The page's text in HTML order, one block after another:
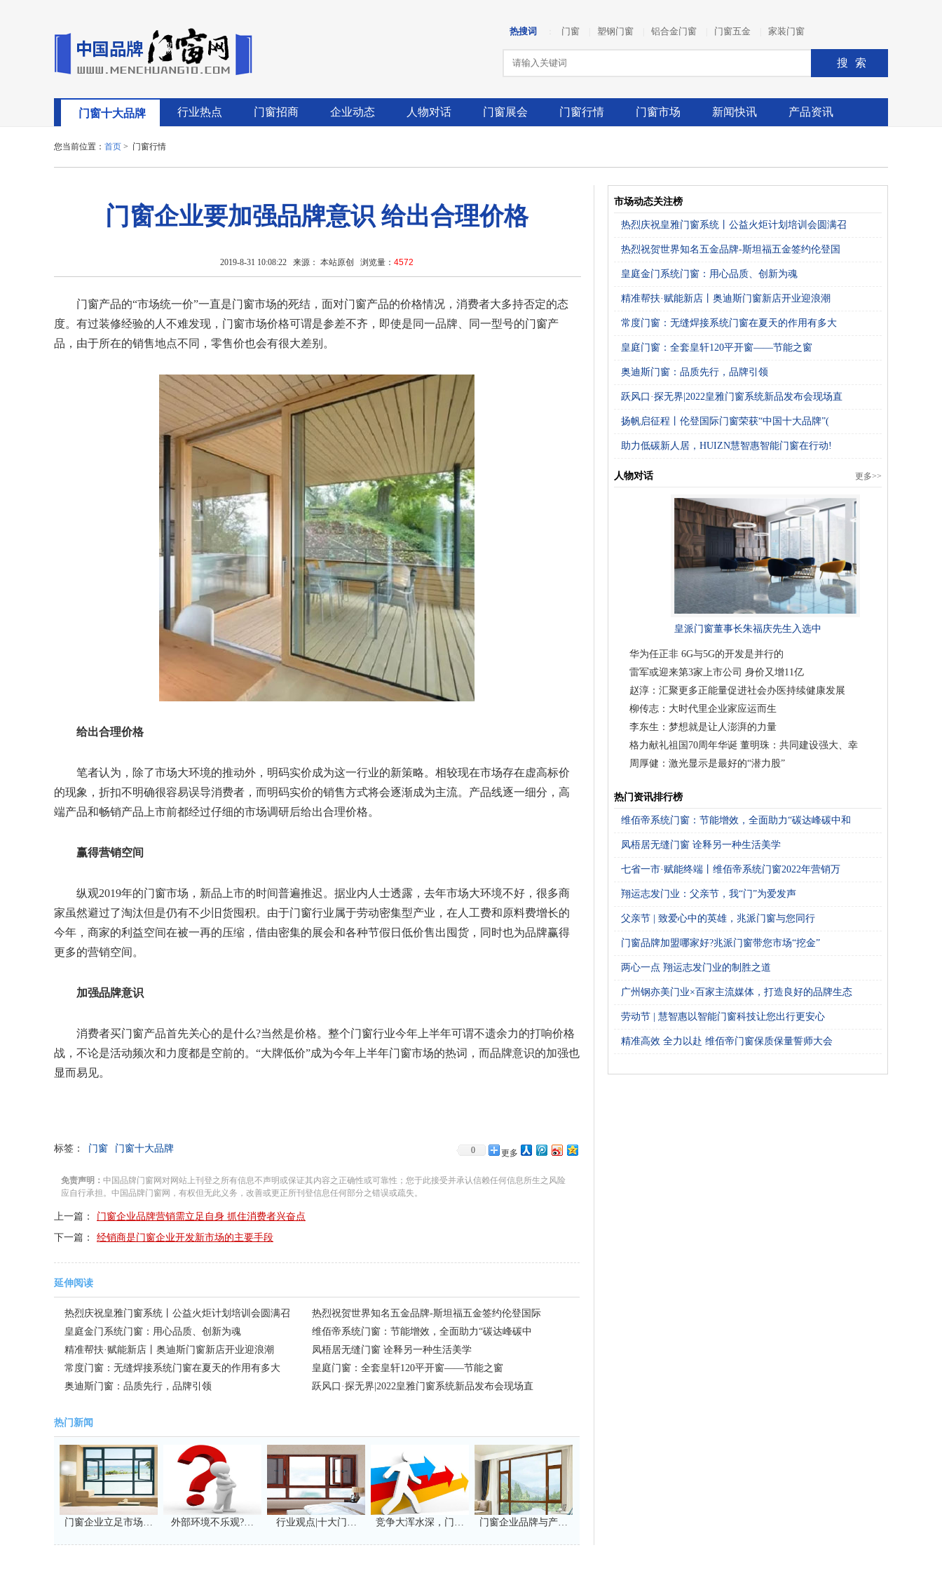
热搜词 门窗 塑钢门窗 铝合金门窗 门窗五金 家装门窗
搜索
门窗十大品牌 行业热点 门窗招商 企业动态 人物对话 门窗展会 门窗行情 门窗市场 新闻快讯 产品资讯
您当前位置： 首页 > 门窗行情
门窗企业要加强品牌意识 给出合理价格
2019-8-31 10:08:22 来源： 本站原创 浏览量： 4572
门窗产品的“市场统一价”一直是门窗市场的死结，面对门窗产品的价格情况，消费者大多持否定的态
度。有过装修经验的人不难发现，门窗市场价格可谓是参差不齐，即使是同一品牌、同一型号的门窗产
品，由于所在的销售地点不同，零售价也会有很大差别。
给出合理价格
笔者认为，除了市场大环境的推动外，明码实价成为这一行业的新策略。相较现在市场存在虚高标价
的现象，折扣不明确很容易误导消费者，而明码实价的销售方式将会逐渐成为主流。产品线逐一细分，高
端产品和畅销产品上市前都经过仔细的市场调研后给出合理价格。
赢得营销空间
纵观2019年的门窗市场，新品上市的时间普遍推迟。据业内人士透露，去年市场大环境不好，很多商
家虽然避过了淘汰但是仍有不少旧货囤积。由于门窗行业属于劳动密集型产业，在人工费和原料费增长的
今年，商家的利益空间在被一再的压缩，借由密集的展会和各种节假日低价售出囤货，同时也为品牌赢得
更多的营销空间。
加强品牌意识
消费者买门窗产品首先关心的是什么?当然是价格。整个门窗行业今年上半年可谓不遗余力的打响价格
战，不论是活动频次和力度都是空前的。“大牌低价”成为今年上半年门窗市场的热词，而品牌意识的加强也
显而易见。
标签： 门窗 门窗十大品牌 更多
0
免责声明： 中国品牌门窗网对网站上刊登之所有信息不声明或保证其内容之正确性或可靠性；您于此接受并承认信赖任何信息所生之风险
应自行承担。中国品牌门窗网，有权但无此义务，改善或更正所刊登信息任何部分之错误或疏失。
上一篇：
门窗企业品牌营销需立足自身 抓住消费者兴奋点
下一篇：
经销商是门窗企业开发新市场的主要手段
延伸阅读
热烈庆祝皇雅门窗系统丨公益火炬计划培训会圆满召
开
热烈祝贺世界知名五金品牌-斯坦福五金签约伦登国际
门窗
皇庭金门系统门窗：用心品质、创新为魂
维佰帝系统门窗：节能增效，全面助力“碳达峰碳中
和”
精准帮扶·赋能新店丨奥迪斯门窗新店开业迎浪潮
凤梧居无缝门窗 诠释另一种生活美学
常度门窗：无缝焊接系统门窗在夏天的作用有多大
皇庭门窗：全套皇轩120平开窗——节能之窗
奥迪斯门窗：品质先行，品牌引领
跃风口·探无界|2022皇雅门窗系统新品发布会现场直
热门新闻
门窗企业立足市场… 外部环境不乐观?… 行业观点|十大门… 竞争大浑水深，门… 门窗企业品牌与产…
市场动态关注榜
热烈庆祝皇雅门窗系统丨公益火炬计划培训会圆满召
热烈祝贺世界知名五金品牌-斯坦福五金签约伦登国
皇庭金门系统门窗：用心品质、创新为魂
精准帮扶·赋能新店丨奥迪斯门窗新店开业迎浪潮
常度门窗：无缝焊接系统门窗在夏天的作用有多大
皇庭门窗：全套皇轩120平开窗——节能之窗
奥迪斯门窗：品质先行，品牌引领
跃风口·探无界|2022皇雅门窗系统新品发布会现场直
扬帆启征程丨伦登国际门窗荣获“中国十大品牌”(
助力低碳新人居，HUIZN慧智惠智能门窗在行动!
人物对话 更多>>
皇派门窗董事长朱福庆先生入选中
国家居70年70人巡
华为任正非 6G与5G的开发是并行的
雷军或迎来第3家上市公司 身价又增11亿
赵淳：汇聚更多正能量促进社会办医持续健康发展
柳传志：大时代里企业家应运而生
李东生：梦想就是让人澎湃的力量
格力献礼祖国70周年华诞 董明珠：共同建设强大、幸
周厚健：激光显示是最好的“潜力股”
热门资讯排行榜
维佰帝系统门窗：节能增效，全面助力“碳达峰碳中和
凤梧居无缝门窗 诠释另一种生活美学
七省一市·赋能终端丨维佰帝系统门窗2022年营销万
翔运志发门业：父亲节，我“门”为爱发声
父亲节 | 致爱心中的英雄，兆派门窗与您同行
门窗品牌加盟哪家好?兆派门窗带您市场“挖金”
两心一点 翔运志发门业的制胜之道
广州钢亦美门业×百家主流媒体，打造良好的品牌生态
劳动节 | 慧智惠以智能门窗科技让您出行更安心
精准高效 全力以赴 维佰帝门窗保质保量誓师大会